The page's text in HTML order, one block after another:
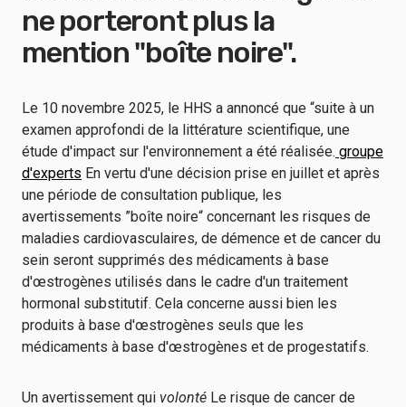
ne porteront plus la
mention "boîte noire".
Le 10 novembre 2025, le HHS a annoncé que “suite à un
examen approfondi de la littérature scientifique, une
étude d'impact sur l'environnement a été réalisée. groupe
d'experts En vertu d'une décision prise en juillet et après
une période de consultation publique, les
avertissements ”boîte noire“ concernant les risques de
maladies cardiovasculaires, de démence et de cancer du
sein seront supprimés des médicaments à base
d'œstrogènes utilisés dans le cadre d'un traitement
hormonal substitutif. Cela concerne aussi bien les
produits à base d'œstrogènes seuls que les
médicaments à base d'œstrogènes et de progestatifs.
Un avertissement qui volonté Le risque de cancer de